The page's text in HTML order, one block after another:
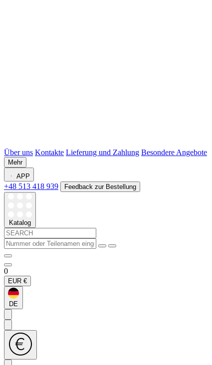
Über uns Kontakte Lieferung und Zahlung Besondere Angebote
Mehr
APP
+48 513 418 939 Feedback zur Bestellung
Katalog
0
EUR €
DE